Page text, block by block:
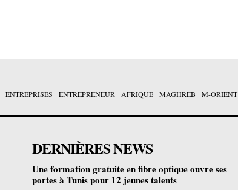
ENTREPRISES ENTREPRENEUR AFRIQUE MAGHREB M-ORIENT
DERNIÈRES NEWS
Une formation gratuite en fibre optique ouvre ses
portes à Tunis pour 12 jeunes talents